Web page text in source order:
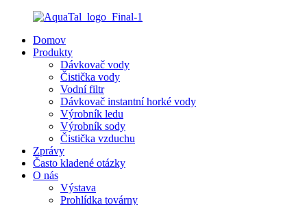
Domov
Produkty
Dávkovač vody
Čistička vody
Vodní filtr
Dávkovač instantní horké vody
Výrobník ledu
Výrobník sody
Čistička vzduchu
Zprávy
Často kladené otázky
O nás
Výstava
Prohlídka továrny